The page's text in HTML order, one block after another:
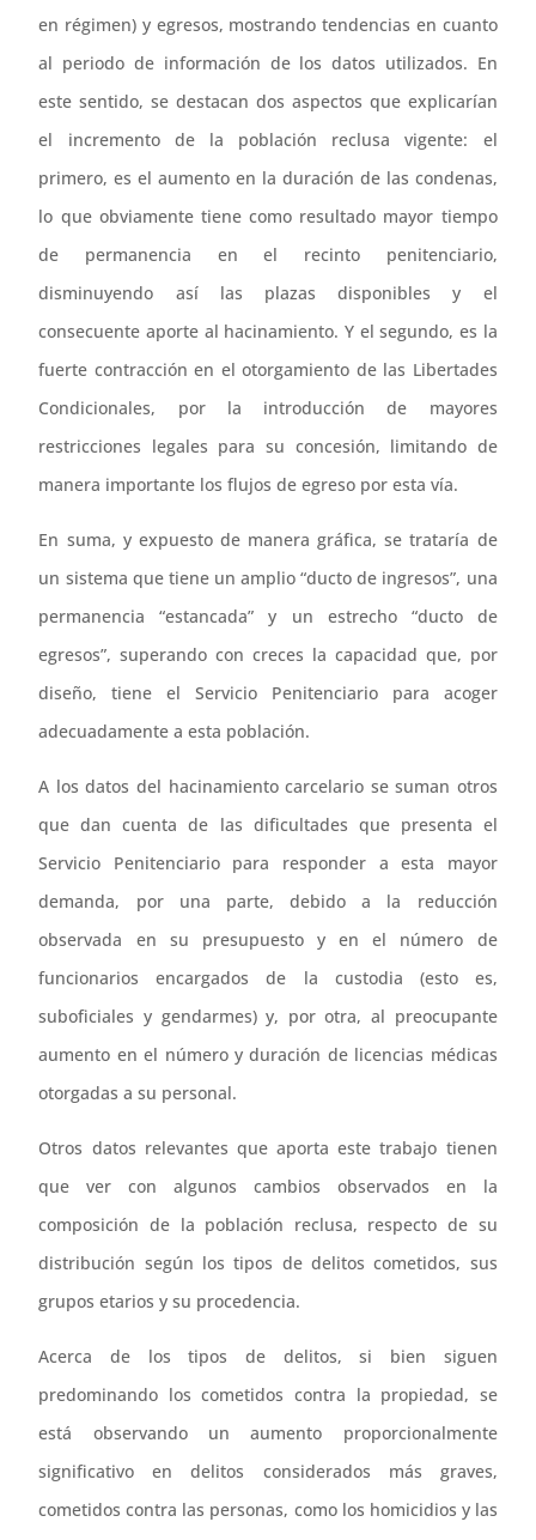
en régimen) y egresos, mostrando tendencias en cuanto
al periodo de información de los datos utilizados. En
este sentido, se destacan dos aspectos que explicarían
el incremento de la población reclusa vigente: el
primero, es el aumento en la duración de las condenas,
lo que obviamente tiene como resultado mayor tiempo
de permanencia en el recinto penitenciario,
disminuyendo así las plazas disponibles y el
consecuente aporte al hacinamiento. Y el segundo, es la
fuerte contracción en el otorgamiento de las Libertades
Condicionales, por la introducción de mayores
restricciones legales para su concesión, limitando de
manera importante los flujos de egreso por esta vía.
En suma, y expuesto de manera gráfica, se trataría de
un sistema que tiene un amplio “ducto de ingresos”, una
permanencia “estancada” y un estrecho “ducto de
egresos”, superando con creces la capacidad que, por
diseño, tiene el Servicio Penitenciario para acoger
adecuadamente a esta población.
A los datos del hacinamiento carcelario se suman otros
que dan cuenta de las dificultades que presenta el
Servicio Penitenciario para responder a esta mayor
demanda, por una parte, debido a la reducción
observada en su presupuesto y en el número de
funcionarios encargados de la custodia (esto es,
suboficiales y gendarmes) y, por otra, al preocupante
aumento en el número y duración de licencias médicas
otorgadas a su personal.
Otros datos relevantes que aporta este trabajo tienen
que ver con algunos cambios observados en la
composición de la población reclusa, respecto de su
distribución según los tipos de delitos cometidos, sus
grupos etarios y su procedencia.
Acerca de los tipos de delitos, si bien siguen
predominando los cometidos contra la propiedad, se
está observando un aumento proporcionalmente
significativo en delitos considerados más graves,
cometidos contra las personas, como los homicidios y las